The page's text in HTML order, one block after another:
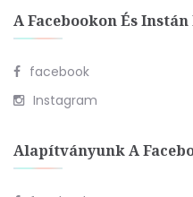
A Facebookon És
facebook
Instagram
Alapítványunk A